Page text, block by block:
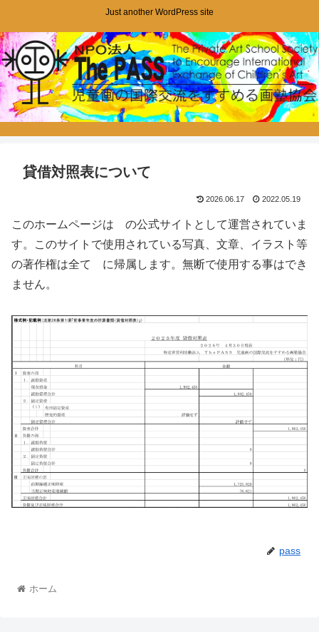
Just another WordPress site
貸借対照表について
2026.06.17 2022.05.19
このホームページは の公式サイトとして運営されていま
す。このサイトで使用されている写真、文章、イラスト等
の著作権は全て に帰属します。無断で使用する事はでき
ません。
pass
ホーム